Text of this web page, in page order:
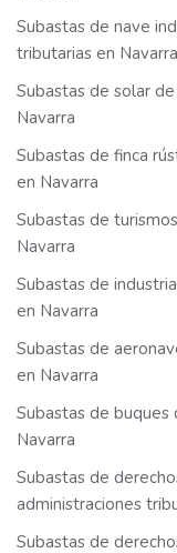
Subastas de nave
tributarias en Navarra
Subastas de solar
Navarra
Subastas de finca
en Navarra
Subastas de
Navarra
Subastas de
en Navarra
Subastas de
en Navarra
Subastas de
Navarra
Subastas de
administraciones
Subastas de